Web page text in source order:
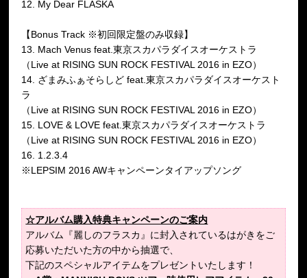
12. My Dear FLASKA
【Bonus Track ※初回限定盤のみ収録】
13. Mach Venus feat.東京スカパラダイスオーケストラ
（Live at RISING SUN ROCK FESTIVAL 2016 in EZO）
14. ざまみふぁそらしど feat.東京スカパラダイスオーケスト
ラ
（Live at RISING SUN ROCK FESTIVAL 2016 in EZO）
15. LOVE & LOVE feat.東京スカパラダイスオーケストラ
（Live at RISING SUN ROCK FESTIVAL 2016 in EZO）
16. 1.2.3.4
※LEPSIM 2016 AWキャンペーンタイアップソング
☆アルバム購入特典キャンペーンのご案内
アルバム『麗しのフラスカ』に封入されているはがきをご
応募いただいた方の中から抽選で、
下記のスペシャルアイテムをプレゼントいたします！